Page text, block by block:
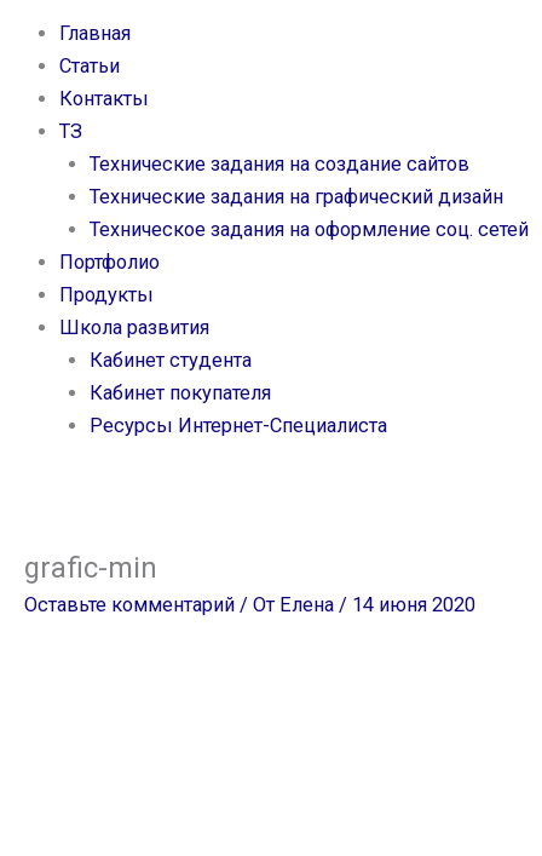
Главная
Статьи
Контакты
ТЗ
Технические задания на создание сайтов
Технические задания на графический дизайн
Техническое задания на оформление соц. сетей
Портфолио
Продукты
Школа развития
Кабинет студента
Кабинет покупателя
Ресурсы Интернет-Специалиста
grafic-min
Оставьте комментарий / От Елена / 14 июня 2020